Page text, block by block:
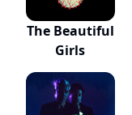
The Beautiful
Girls